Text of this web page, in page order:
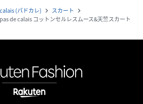
(パドカレ) navigate_next スカート navigate_next
pas de calais コットンセルレスムース&天竺スカート